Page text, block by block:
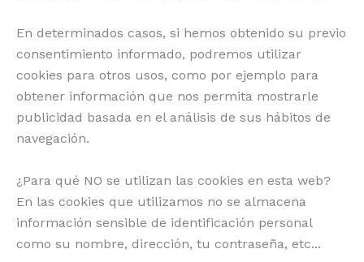
En determinados casos, si hemos obtenido su previo
consentimiento informado, podremos utilizar
cookies para otros usos, como por ejemplo para
obtener información que nos permita mostrarle
publicidad basada en el análisis de sus hábitos de
navegación.
¿Para qué NO se utilizan las cookies en esta web?
En las cookies que utilizamos no se almacena
información sensible de identificación personal
como su nombre, dirección, tu contraseña, etc...